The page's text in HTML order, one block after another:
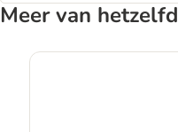
Meer van